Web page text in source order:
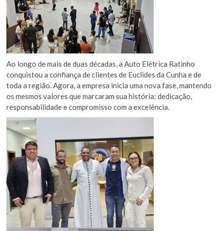
Ao longo de mais de duas décadas, a Auto Elétrica Ratinho
conquistou a confiança de clientes de Euclides da Cunha e de
toda a região. Agora, a empresa inicia uma nova fase, mantendo
os mesmos valores que marcaram sua história: dedicação,
responsabilidade e compromisso com a excelência.